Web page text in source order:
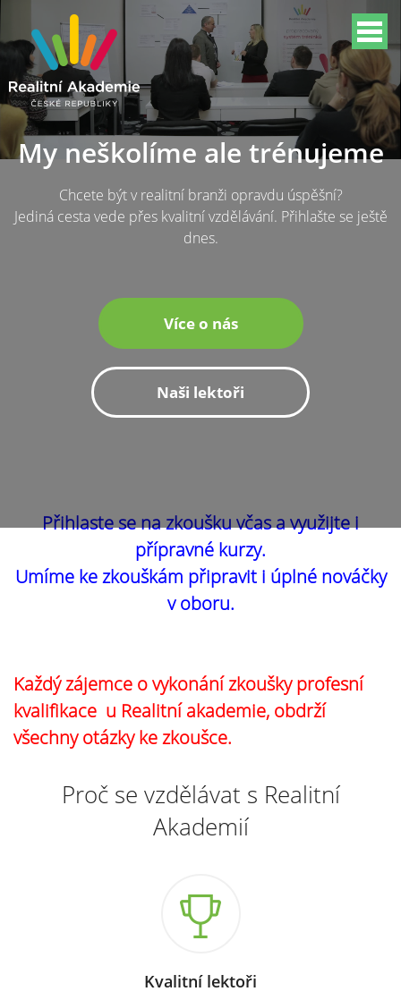
My neškolíme ale trénujeme
Chcete být v realitní branži opravdu úspěšní?
Jediná cesta vede přes kvalitní vzdělávání. Přihlašte se ještě
dnes.
Více o nás
Naši lektoři
Přihlaste se na zkoušku včas a využijte i
přípravné kurzy.
Umíme ke zkouškám připravit i úplné nováčky
v oboru.
Každý zájemce o vykonání zkoušky profesní
kvalifikace u Realitní akademie, obdrží
všechny otázky ke zkoušce.
Proč se vzdělávat s Realitní
Akademií
Kvalitní lektoři